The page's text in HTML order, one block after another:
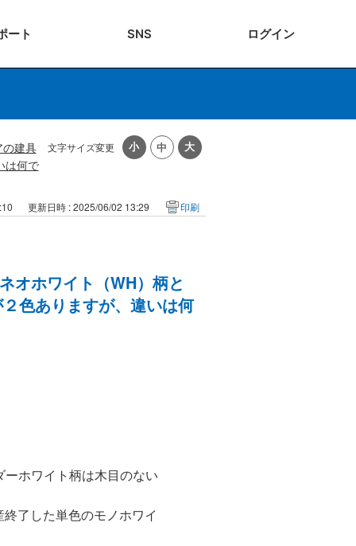
ート SNS ログイン
文字サイズ変更
建具
は何で
更新日時 : 2025/06/02 13:29 印刷
オホワイト（WH）柄と
色ありますが、違いは何
ホワイト柄は木目のない
了した単色のモノホワイ